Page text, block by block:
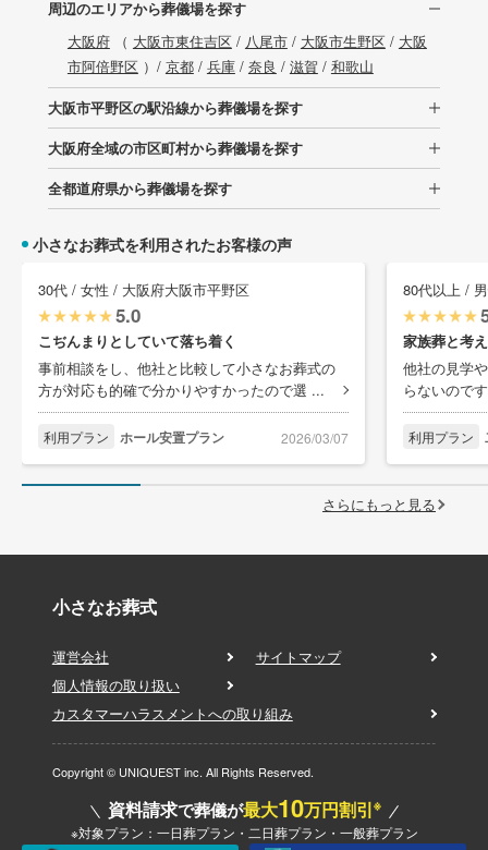
周辺のエリアから葬儀場を探す
大阪府（ 大阪市東住吉区 / 八尾市/ 大阪市生野区 / 大阪
市阿倍野区 ）/ 京都/ 兵庫/ 奈良 / 滋賀 / 和歌山
大阪市平野区の駅沿線から葬儀場を探す
大阪府全域の市区町村から葬儀場を探す
全都道府県から葬儀場を探す
小さなお葬式を利用されたお客様の声
30代 / 女性 / 大阪府大阪市平野区
5.0
こぢんまりとしていて落ち着く
事前相談をし、他社と比較して小さなお葬式の
方が対応も的確で分かりやすかったので選 ...
利用プラン ホール安置プラン 2026/03/07
80代以上 /
家族葬と考
他社の見学
らないので
利用プラン
さらにもっと見る
小さなお葬式
運営会社
サイトマップ
個人情報の取り扱い
カスタマーハラスメントへの取り組み
Copyright © UNIQUEST inc. All Rights Reserved.
資料請求で葬儀が最大10万円割引※
※対象プラン：一日葬プラン・二日葬プラン・一般葬プラン